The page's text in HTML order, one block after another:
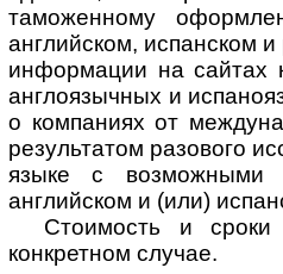
таможенному
английском, испанском
информации на сайтах
англоязычных и
о компаниях от
результатом разового
языке с возможными
английском и (или)
Стоимость и сроки
конкретном случае.